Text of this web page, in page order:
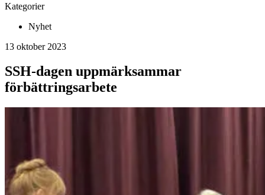
Kategorier
Nyhet
13 oktober 2023
SSH-dagen uppmärksammar
förbättringsarbete